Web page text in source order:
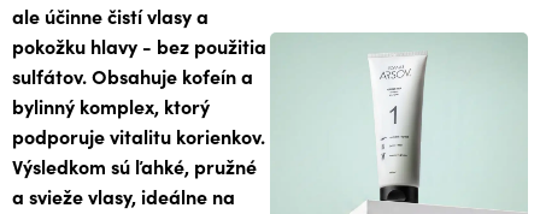
ale účinne čistí vlasy a
pokožku hlavy - bez použitia
sulfátov. Obsahuje kofeín a
bylinný komplex, ktorý
podporuje vitalitu korienkov.
Výsledkom sú ľahké, pružné
a svieže vlasy, ideálne na